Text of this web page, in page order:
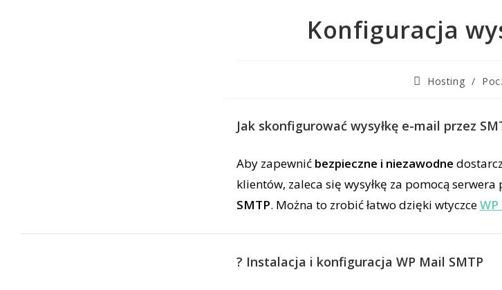
Konfiguracja
Hosting /
Jak skonfigurować wysyłkę e-mail przez
Aby zapewnić bezpieczne i niezawodne
klientów, zaleca się wysyłkę za pomocą
SMTP. Można to zrobić łatwo dzięki wtyczce
? Instalacja i konfiguracja WP Mail SMTP